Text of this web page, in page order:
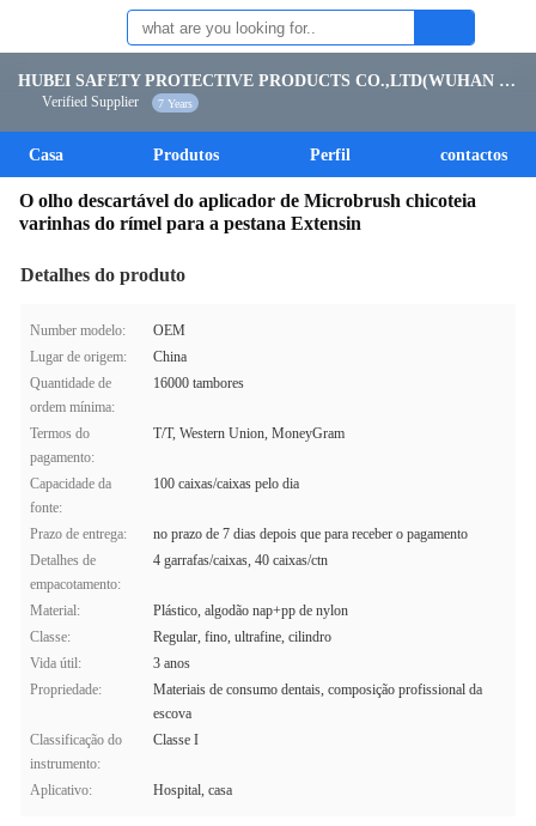
HUBEI SAFETY PROTECTIVE PRODUCTS CO.,LTD(WUHAN BRANCH)
Verified Supplier 7 Years
Casa Produtos Perfil contactos
O olho descartável do aplicador de Microbrush chicoteia
varinhas do rímel para a pestana Extensin
Detalhes do produto
Number modelo:
OEM
Lugar de origem:
China
Quantidade de
ordem mínima:
16000 tambores
Termos do
pagamento:
T/T, Western Union, MoneyGram
Capacidade da
fonte:
100 caixas/caixas pelo dia
Prazo de entrega:
no prazo de 7 dias depois que para receber o pagamento
Detalhes de
empacotamento:
4 garrafas/caixas, 40 caixas/ctn
Material:
Plástico, algodão nap+pp de nylon
Classe:
Regular, fino, ultrafine, cilindro
Vida útil:
3 anos
Propriedade:
Materiais de consumo dentais, composição profissional da
escova
Classificação do
instrumento:
Classe I
Aplicativo: Hospital, casa